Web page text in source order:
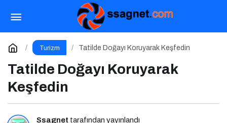
Turizm Tatilde Doğayı Koruyarak Keşfedin
Tatilde Doğayı Koruyarak
Keşfedin
Ssagnet tarafından yayınlandı
Tatil Yolculuğuna Hazırlık Rehberi: Aracınız İçin
Almanız Gereken 7 Temel Önlem!
Yorum Yap